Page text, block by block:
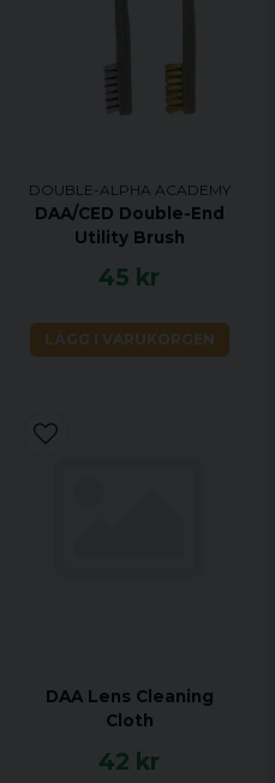
DOUBLE-ALPHA ACADEMY
DAA/CED Double-End
Utility Brush
45 kr
LÄGG I VARUKORGEN
DAA Lens Cleaning
Cloth
42 kr